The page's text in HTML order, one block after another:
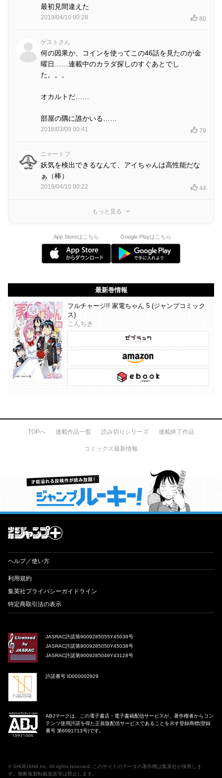
最初見間違えた
2019/04/10 00:28 80
ゲストさん
何の因果か、コインを使ってこの46話を見たのが金
曜日……連載中のカラダ探しのすぐあとでし
た。。。
オカルトだ……
部屋の隅に誰かいる……
2018/03/09 00:41 79
ニャートフ
妖気を検出できるなんて、アイちゃんは高性能だな
ぁ（棒）
2019/04/10 00:22 44
もっと見る
App Storeはこちら Google Playはこちら
最新巻情報
フルチャージ!! 家電ちゃん 5 (ジャンプコミック
ス)
こんちき
TOPへ 連載作品一覧 読み切りシリーズ 連載終了作品
コミックス最新情報
才能溢れる投稿作が読み放題！ ジャンプルーキー！
ヘルプ／使い方
利用規約
集英社プライバシーガイドライン
特定商取引法の表示
JASRAC許諾第9009285055Y45038号
JASRAC許諾第9009285050Y45038号
JASRAC許諾第9009285049Y43128号
許諾番号 ID000002929
ABJマークは、この電子書店・電子書籍配信サービスが、著作権者からコン
テンツ使用許諾を得た正規版配信サービスであることを示す登録商標(登録
番号 第6091713号)です。
© SHUEISHA Inc . All rights reserved. このサイトのデータの著作権は集英社が保有しま
す。無断複製転載放送等は禁止します。